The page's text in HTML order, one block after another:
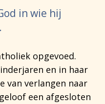
in wie hij
opgevoed.
en in haar
van verlangen naar
een afgesloten